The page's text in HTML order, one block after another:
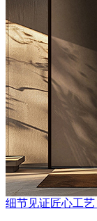
细节见证匠心工艺